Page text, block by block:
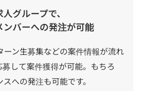
グループで、
ンバーへの発注が可能
ーン生募集などの案件情報が流れ
して案件獲得が可能。もちろ
への発注も可能です。